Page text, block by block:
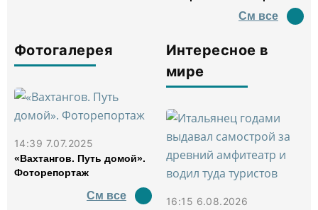
См все
Фотогалерея
14:39 7.07.2025
«Вахтангов. Путь домой».
Фоторепортаж
См все
Интересное в
мире
16:15 6.08.2026